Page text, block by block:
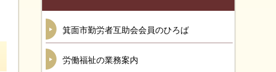
箕面市勤労者互助会会員のひろば
労働福祉の業務案内